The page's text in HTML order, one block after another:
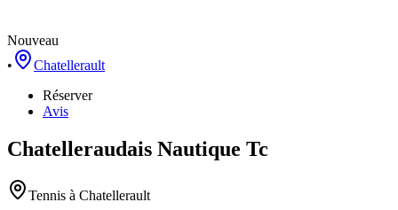
Nouveau
•
Chatellerault
Réserver
Avis
Chatelleraudais Nautique Tc
Tennis à Chatellerault